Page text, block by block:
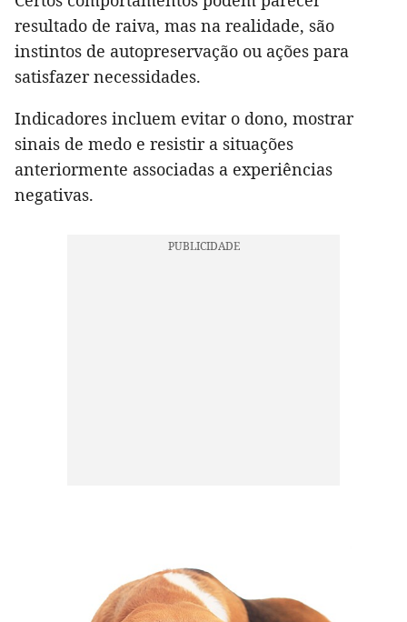
resultado de raiva, mas na realidade, são
instintos de autopreservação ou ações para
satisfazer necessidades.
Indicadores incluem evitar o dono, mostrar
sinais de medo e resistir a situações
anteriormente associadas a experiências
negativas.